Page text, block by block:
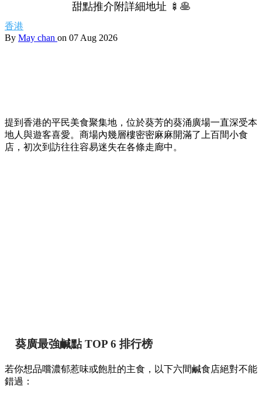
甜點推介附詳細地址 🍢🥞
香港
By May chan on 07 Aug 2026
提到香港的平民美食聚集地，位於葵芳的葵涌廣場一直深受本
地人與遊客喜愛。商場內幾層樓密密麻麻開滿了上百間小食
店，初次到訪往往容易迷失在各條走廊中。
葵廣最強鹹點 TOP 6 排行榜
若你想品嚐濃郁惹味或飽肚的主食，以下六間鹹食店絕對不能
錯過：